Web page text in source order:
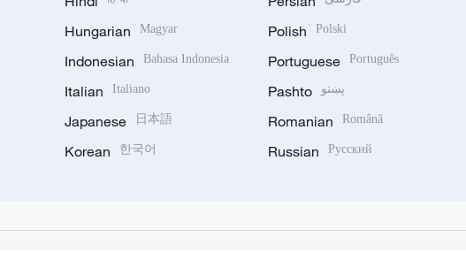
Hungarian Magyar
Indonesian Bahasa Indonesia
Italian Italiano
Japanese 日本語
Korean 한국어
Polish Polski
Portuguese Português
Pashto پښتو
Romanian Română
Russian Русский